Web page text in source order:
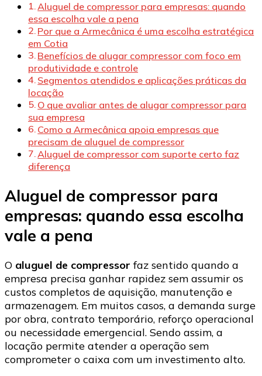
Aluguel de compressor para empresas: quando
essa escolha vale a pena
Por que a Armecânica é uma escolha estratégica
em Cotia
Benefícios de alugar compressor com foco em
produtividade e controle
Segmentos atendidos e aplicações práticas da
locação
O que avaliar antes de alugar compressor para
sua empresa
Como a Armecânica apoia empresas que
precisam de aluguel de compressor
Aluguel de compressor com suporte certo faz
diferença
Aluguel de compressor para
empresas: quando essa escolha
vale a pena
O aluguel de compressor faz sentido quando a
empresa precisa ganhar rapidez sem assumir os
custos completos de aquisição, manutenção e
armazenagem. Em muitos casos, a demanda surge
por obra, contrato temporário, reforço operacional
ou necessidade emergencial. Sendo assim, a
locação permite atender a operação sem
comprometer o caixa com um investimento alto.